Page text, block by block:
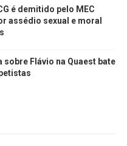
é demitido pelo MEC
assédio sexual e moral
sobre Flávio na Quaest bate